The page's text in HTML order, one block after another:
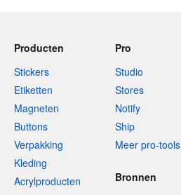
Producten
Stickers
Etiketten
Magneten
Buttons
Verpakking
Kleding
Acrylproducten
Pro
Studio
Stores
Notify
Ship
Meer pro-tools
Bronnen